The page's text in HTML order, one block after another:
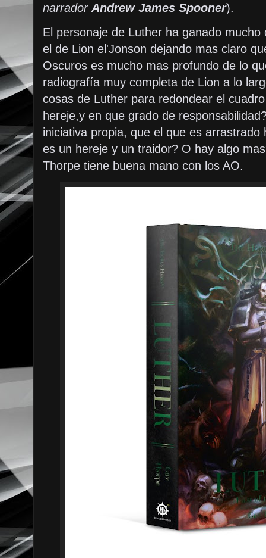
narrador Andrew James Spooner).
El personaje de Luther ha ganado
el de Lion el'Jonson dejando mas claro
Oscuros es mucho mas profundo de lo
radiografía muy completa de Lion a lo
cosas de Luther para redondear el
hereje,y en que grado de
iniciativa propia, que el que es
es un hereje y un traidor? O hay algo
Thorpe tiene buena mano con los AO.